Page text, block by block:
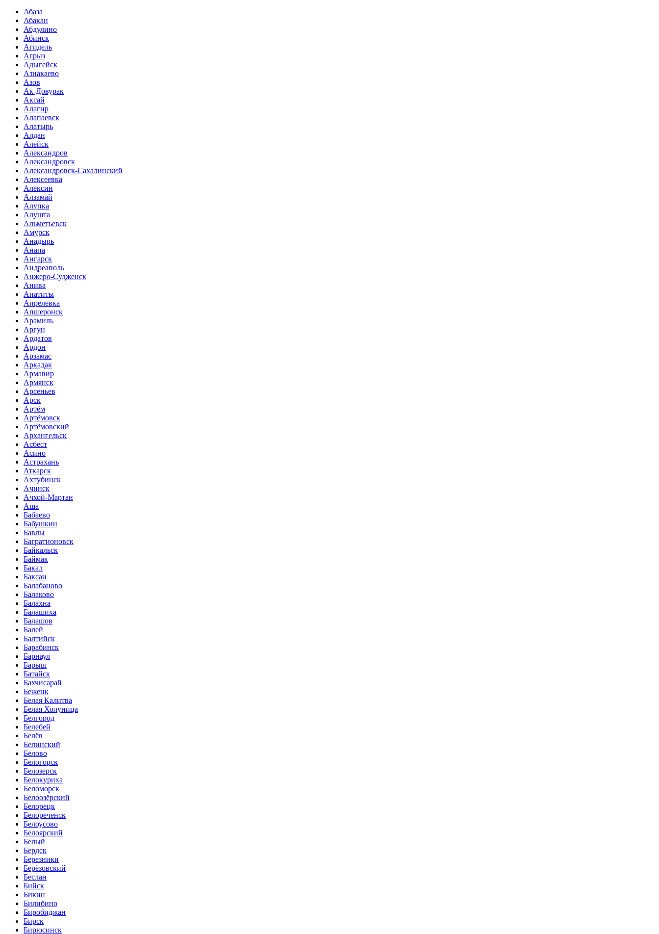
Абаза
Абакан
Абдулино
Абинск
Агидель
Агрыз
Адыгейск
Азнакаево
Азов
Ак-Довурак
Аксай
Алагир
Алапаевск
Алатырь
Алдан
Алейск
Александров
Александровск
Александровск-Сахалинский
Алексеевка
Алексин
Алзамай
Алупка
Алушта
Альметьевск
Амурск
Анадырь
Анапа
Ангарск
Андреаполь
Анжеро-Судженск
Анива
Апатиты
Апрелевка
Апшеронск
Арамиль
Аргун
Ардатов
Ардон
Арзамас
Аркадак
Армавир
Армянск
Арсеньев
Арск
Артём
Артёмовск
Артёмовский
Архангельск
Асбест
Асино
Астрахань
Аткарск
Ахтубинск
Ачинск
Ачхой-Мартан
Аша
Бабаево
Бабушкин
Бавлы
Багратионовск
Байкальск
Баймак
Бакал
Баксан
Балабаново
Балаково
Балахна
Балашиха
Балашов
Балей
Балтийск
Барабинск
Барнаул
Барыш
Батайск
Бахчисарай
Бежецк
Белая Калитва
Белая Холуница
Белгород
Белебей
Белёв
Белинский
Белово
Белогорск
Белозерск
Белокуриха
Беломорск
Белоозёрский
Белорецк
Белореченск
Белоусово
Белоярский
Белый
Бердск
Березники
Берёзовский
Беслан
Бийск
Бикин
Билибино
Биробиджан
Бирск
Бирюсинск